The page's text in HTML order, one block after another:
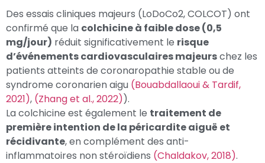
Des essais cliniques majeurs (LoDoCo2, COLCOT) ont
confirmé que la colchicine à faible dose (0,5
mg/jour) réduit significativement le risque
d’événements cardiovasculaires majeurschez les
patients atteints de coronaropathie stable ou de
syndrome coronarien aigu (Bouabdallaoui & Tardif,
2021), (Zhang et al., 2022)).
La colchicine est également le traitement de
première intention de la péricardite aiguë et
récidivante, en complément des anti-
inflammatoires non stéroïdiens (Chaldakov, 2018).